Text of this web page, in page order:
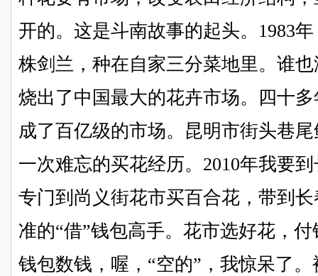
开的。这是斗南故事的起头。1983
株剑兰，种在自家三分菜地里。谁
烧出了中国最大的花卉市场。四十
成了百亿级的市场。昆明市街头巷
一次难忘的买花经历。2010年我要
专门到尚义街花市买百合花，带到
准的“借”钱包高手。花市选好花，
钱包数钱，喔，“空的”，我惊呆了